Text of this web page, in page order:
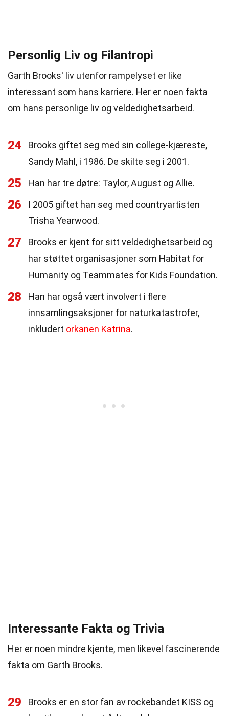
Personlig Liv og Filantropi
Garth Brooks' liv utenfor rampelyset er like
interessant som hans karriere. Her er noen fakta
om hans personlige liv og veldedighetsarbeid.
24
Brooks giftet seg med sin college-kjæreste,
Sandy Mahl, i 1986. De skilte seg i 2001.
25 Han har tre døtre: Taylor, August og Allie.
26
I 2005 giftet han seg med countryartisten
Trisha Yearwood.
27
Brooks er kjent for sitt veldedighetsarbeid og
har støttet organisasjoner som Habitat for
Humanity og Teammates for Kids Foundation.
28
Han har også vært involvert i flere
innsamlingsaksjoner for naturkatastrofer,
inkludert orkanen Katrina.
Interessante Fakta og Trivia
Her er noen mindre kjente, men likevel fascinerende
fakta om Garth Brooks.
29
Brooks er en stor fan av rockebandet KISS og